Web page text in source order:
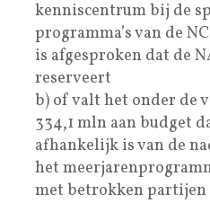
kenniscentrum bij de
programma’s van de
is afgesproken dat de
reserveert
b) of valt het onder de
334,1 mln aan budget
afhankelijk is van de
het
met betrokken partijen